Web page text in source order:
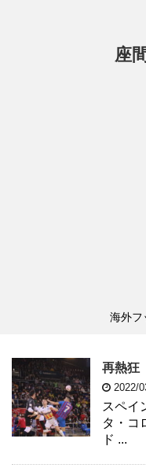
座
海外フ
再熱狂
2022/
スペ
タ・コ
ド ...